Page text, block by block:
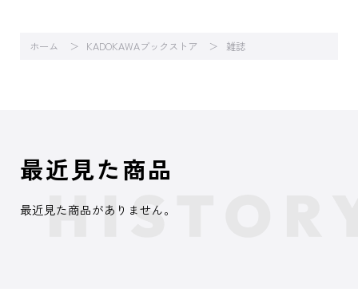
ホーム KADOKAWAブックストア 雑誌
最近見た商品
最近見た商品がありません。